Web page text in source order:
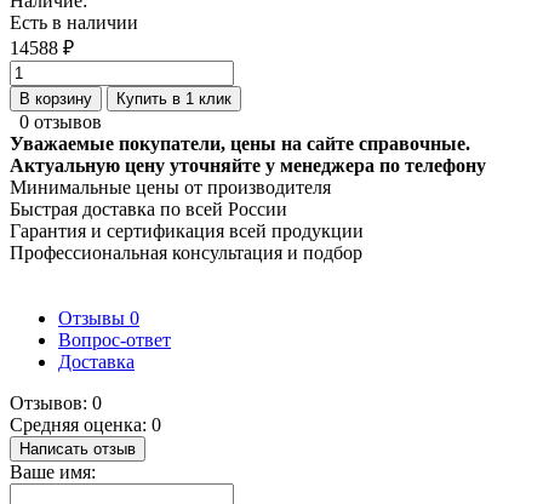
Есть в наличии
14588 ₽
В корзину Купить в 1 клик
0 отзывов
Уважаемые покупатели, цены на сайте справочные.
Актуальную цену уточняйте у менеджера по телефону
Минимальные цены от производителя
Быстрая доставка по всей России
Гарантия и сертификация всей продукции
Профессиональная консультация и подбор
Отзывы 0
Вопрос-ответ
Доставка
Отзывов: 0
Средняя оценка: 0
Написать отзыв
Ваше имя: